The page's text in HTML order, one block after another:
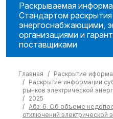
Раскрываемая
Стандартом
энергоснабжающими,
организациями и
поставщиками
Главная
Раскрытие
Раскрытие информации
рынков электрической
2025
Абз. 6. Об объеме
отключений электрической